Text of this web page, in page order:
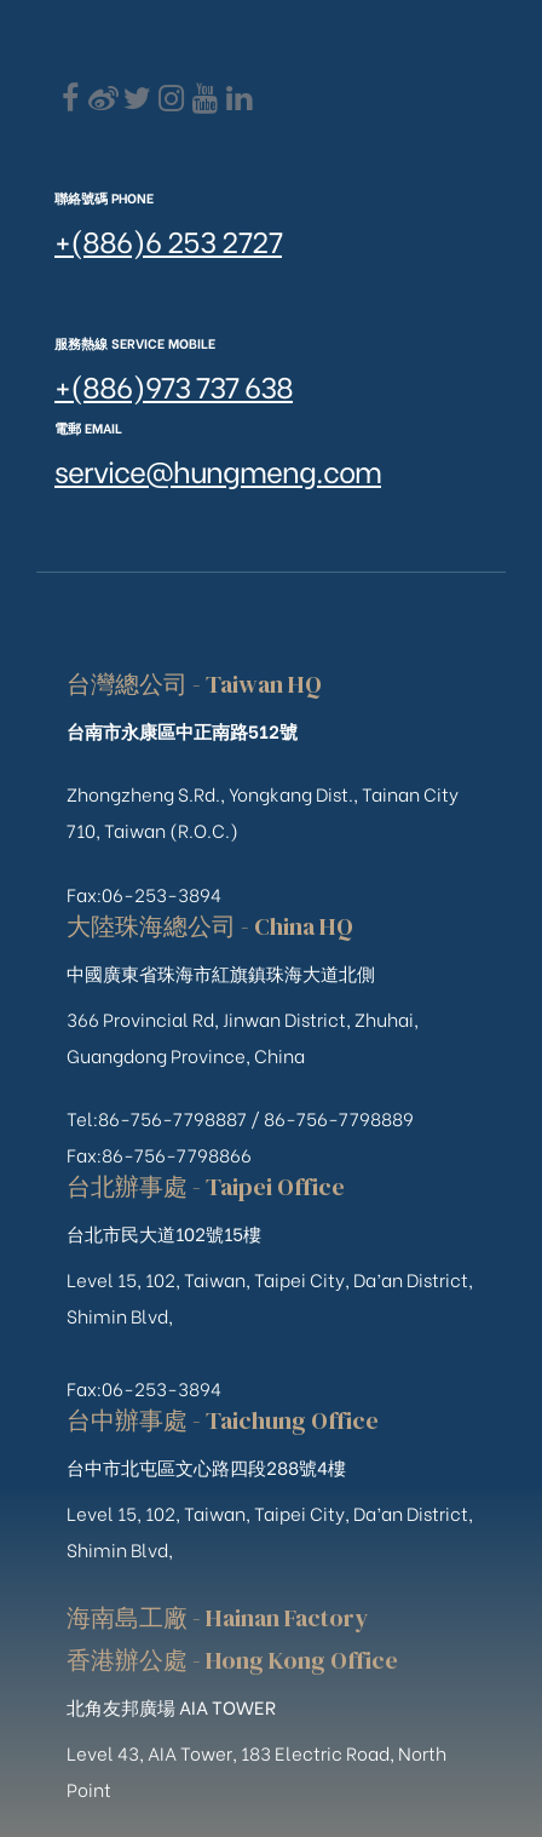
聯絡號碼 PHONE
+(886)6 253 2727
服務熱線 SERVICE MOBILE
+(886)973 737 638
電郵 EMAIL
service@hungmeng.com
台灣總公司 - Taiwan HQ
台南市永康區中正南路512號
Zhongzheng S.Rd., Yongkang Dist., Tainan City
710, Taiwan (R.O.C.)
Fax:06-253-3894
大陸珠海總公司 - China HQ
中國廣東省珠海市紅旗鎮珠海大道北側
366 Provincial Rd, Jinwan District, Zhuhai,
Guangdong Province, China
Tel:86-756-7798887 / 86-756-7798889
Fax:86-756-7798866
台北辦事處 - Taipei Office
台北市民大道102號15樓
Level 15, 102, Taiwan, Taipei City, Da’an District,
Shimin Blvd,
Fax:06-253-3894
台中辦事處 - Taichung Office
台中市北屯區文心路四段288號4樓
Level 15, 102, Taiwan, Taipei City, Da’an District,
Shimin Blvd,
海南島工廠 - Hainan Factory
香港辦公處 - Hong Kong Office
北角友邦廣場 AIA TOWER
Level 43, AIA Tower, 183 Electric Road, North
Point